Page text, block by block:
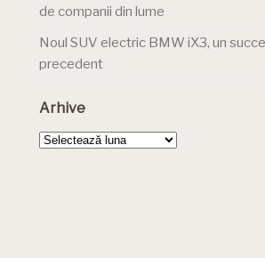
de companii din lume
Noul SUV electric BMW iX3, un
precedent
Arhive
Arhive